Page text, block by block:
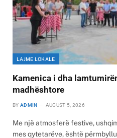
LAJME LOKALE
Kamenica i dha
madhështore
BY ADMIN AUGUST 5, 2026
Me një atmosferë festive,
mes qytetarëve, është